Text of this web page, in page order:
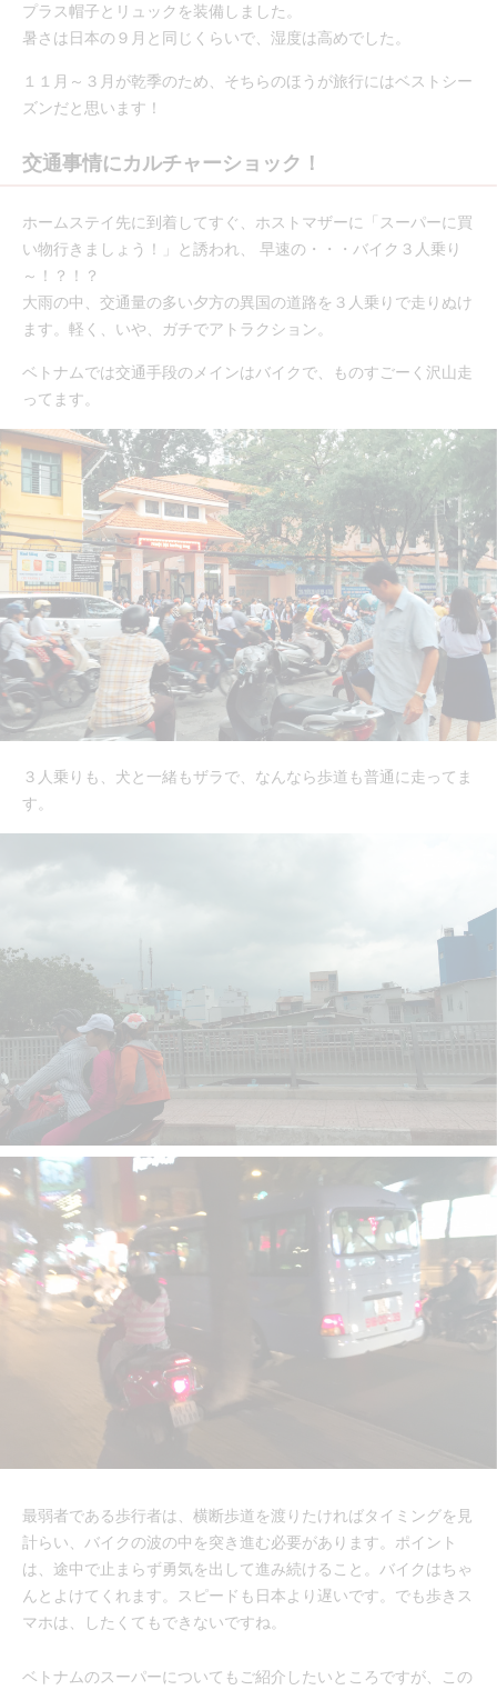
プラス帽子とリュックを装備しました。
暑さは日本の９月と同じくらいで、湿度は高めでした。
１１月～３月が乾季のため、そちらのほうが旅行にはベストシー
ズンだと思います！
交通事情にカルチャーショック！
ホームステイ先に到着してすぐ、ホストマザーに「スーパーに買
い物行きましょう！」と誘われ、 早速の・・・バイク３人乗り
～！？！？
大雨の中、交通量の多い夕方の異国の道路を３人乗りで走りぬけ
ます。軽く、いや、ガチでアトラクション。
ベトナムでは交通手段のメインはバイクで、ものすごーく沢山走
ってます。
３人乗りも、犬と一緒もザラで、なんなら歩道も普通に走ってま
す。
最弱者である歩行者は、横断歩道を渡りたければタイミングを見
計らい、バイクの波の中を突き進む必要があります。ポイント
は、途中で止まらず勇気を出して進み続けること。バイクはちゃ
んとよけてくれます。スピードも日本より遅いです。でも歩きス
マホは、したくてもできないですね。
ベトナムのスーパーについてもご紹介したいところですが、この